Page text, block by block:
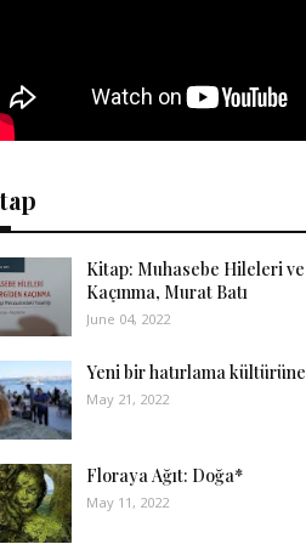
Kitap: Muhasebe Hileleri
Kaçınma, Murat Batı
June 04, 2022
Yeni bir hatırlama
May 21, 2022
Floraya Ağıt: Doğa*
May 11, 2022